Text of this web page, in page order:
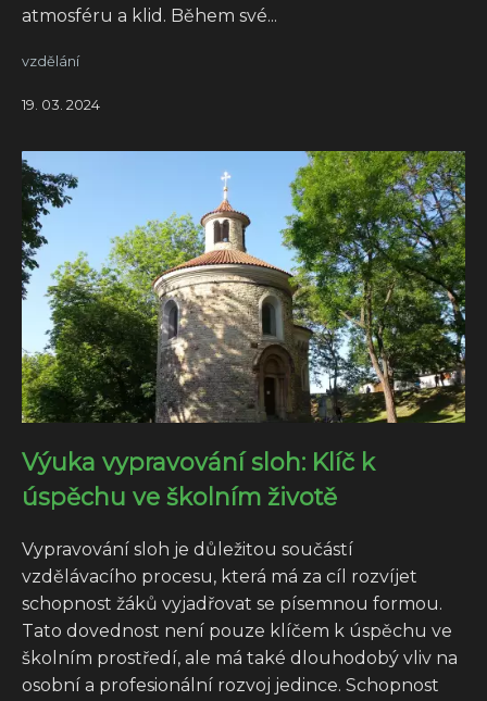
atmosféru a klid. Během své...
vzdělání
19. 03. 2024
Výuka vypravování sloh: Klíč k
úspěchu ve školním životě
Vypravování sloh je důležitou součástí
vzdělávacího procesu, která má za cíl rozvíjet
schopnost žáků vyjadřovat se písemnou formou.
Tato dovednost není pouze klíčem k úspěchu ve
školním prostředí, ale má také dlouhodobý vliv na
osobní a profesionální rozvoj jedince. Schopnost